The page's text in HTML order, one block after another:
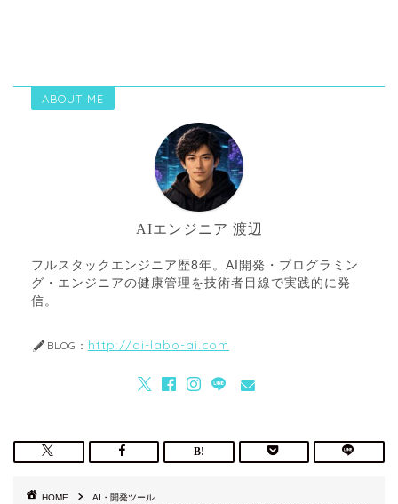
ABOUT ME
AIエンジニア 渡辺
フルスタックエンジニア歴8年。AI開発・プログラミン
グ・エンジニアの健康管理を技術者目線で実践的に発
信。
BLOG： http://ai-labo-ai.com
HOME
AI・開発ツール